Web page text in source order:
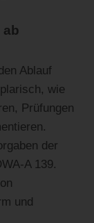
Ablauf
wie
Prüfungen
der
A 139.
und